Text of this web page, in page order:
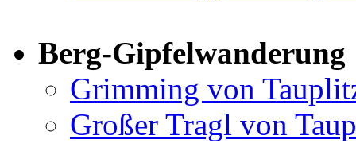
Berg-Gipfelwanderung
Grimming von
Großer Tragl von